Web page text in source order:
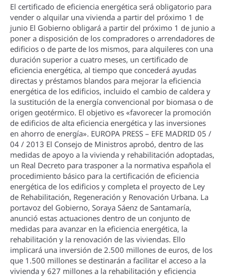
El certificado de eficiencia energética será obligatorio para
vender o alquilar una vivienda a partir del próximo 1 de
junio El Gobierno obligará a partir del próximo 1 de junio a
poner a disposición de los compradores o arrendadores de
edificios o de parte de los mismos, para alquileres con una
duración superior a cuatro meses, un certificado de
eficiencia energética, al tiempo que concederá ayudas
directas y préstamos blandos para mejorar la eficiencia
energética de los edificios, incluido el cambio de caldera y
la sustitución de la energí­a convencional por biomasa o de
origen geotérmico. El objetivo es «favorecer la promoción
de edificios de alta eficiencia energética y las inversiones
en ahorro de energí­a». EUROPA PRESS – EFE MADRID 05 /
04 / 2013 El Consejo de Ministros aprobó, dentro de las
medidas de apoyo a la vivienda y rehabilitación adoptadas,
un Real Decreto para trasponer a la normativa española el
procedimiento básico para la certificación de eficiencia
energética de los edificios y completa el proyecto de Ley
de Rehabilitación, Regeneración y Renovación Urbana. La
portavoz del Gobierno, Soraya Sáenz de Santamarí­a,
anunció estas actuaciones dentro de un conjunto de
medidas para avanzar en la eficiencia energética, la
rehabilitación y la renovación de las viviendas. Ello
implicará una inversión de 2.500 millones de euros, de los
que 1.500 millones se destinarán a facilitar el acceso a la
vivienda y 627 millones a la rehabilitación y eficiencia